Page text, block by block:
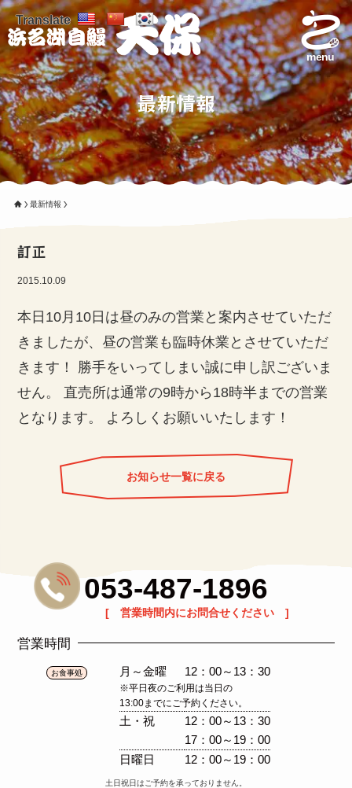
Translate
menu
最新情報
最新情報
訂正
2015.10.09
本日10月10日は昼のみの営業と案内させていただ
きましたが、昼の営業も臨時休業とさせていただ
きます！ 勝手をいってしまい誠に申し訳ございま
せん。 直売所は通常の9時から18時半までの営業
となります。 よろしくお願いいたします！
お知らせ一覧に戻る
053-487-1896
[ 営業時間内にお問合せください ]
営業時間
お食事処 月～金曜 12：00～13：30
※平日夜のご利用は当日の
13:00までにご予約ください。
土・祝
12：00～13：30
17：00～19：00
日曜日
12：00～19：00
土日祝日はご予約を承っておりません。